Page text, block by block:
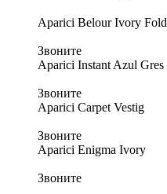
Aparici Belour Ivory Fold
Звоните
Aparici Instant Azul Gres
Звоните
Aparici Carpet Vestig
Звоните
Aparici Enigma Ivory
Звоните